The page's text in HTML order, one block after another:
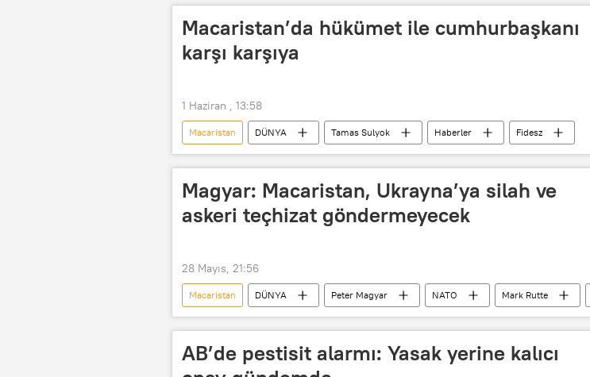
Macaristan’da hükümet ile cumhurbaşkanı
karşı karşıya
1 Haziran , 13:58
Macaristan DÜNYA Tamas Sulyok Haberler Fidesz
Magyar: Macaristan, Ukrayna’ya silah ve
askeri teçhizat göndermeyecek
28 Mayıs, 21:56
Macaristan DÜNYA Peter Magyar NATO Mark Rutte
Rusya
askeri destek
AB’de pestisit alarmı: Yasak yerine kalıcı